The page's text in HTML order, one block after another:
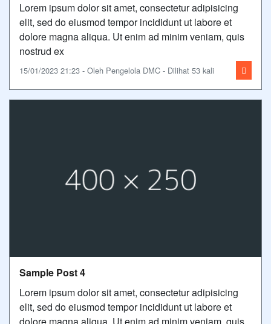
Lorem ipsum dolor sit amet, consectetur adipisicing
elit, sed do eiusmod tempor incididunt ut labore et
dolore magna aliqua. Ut enim ad minim veniam, quis
nostrud ex
15/01/2023 21:23 - Oleh Pengelola DMC - Dilihat 53 kali
Sample Post 4
Lorem ipsum dolor sit amet, consectetur adipisicing
elit, sed do eiusmod tempor incididunt ut labore et